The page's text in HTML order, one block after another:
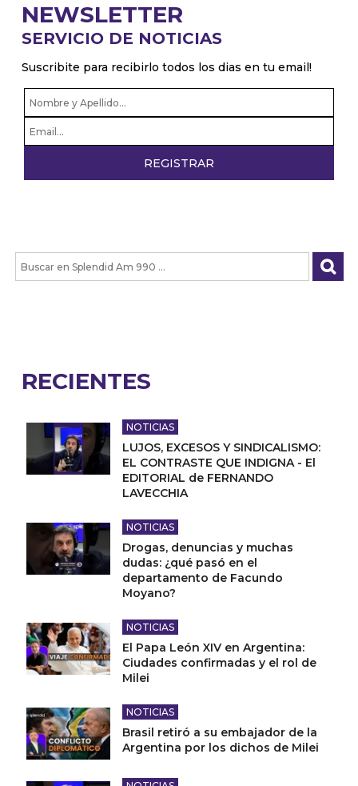
NEWSLETTER
SERVICIO DE NOTICIAS
Suscribite para recibirlo todos los dias en tu email!
RECIENTES
NOTICIAS
LUJOS, EXCESOS Y SINDICALISMO:
EL CONTRASTE QUE INDIGNA - El
EDITORIAL de FERNANDO
LAVECCHIA
NOTICIAS
Drogas, denuncias y muchas
dudas: ¿qué pasó en el
departamento de Facundo
Moyano?
NOTICIAS
El Papa León XIV en Argentina:
Ciudades confirmadas y el rol de
Milei
NOTICIAS
Brasil retiró a su embajador de la
Argentina por los dichos de Milei